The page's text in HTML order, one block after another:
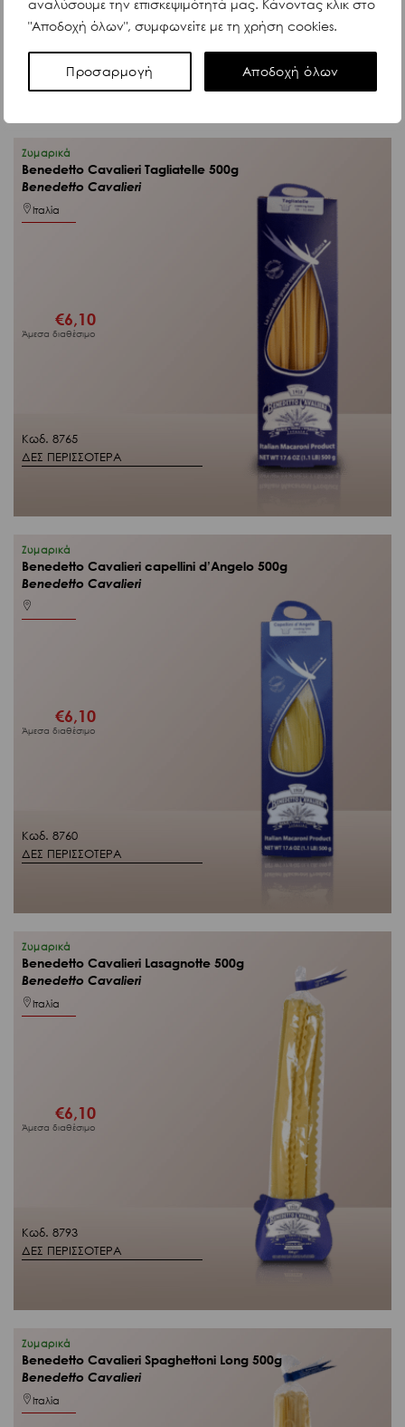
αναλύσουμε την επισκεψιμότητά μας. Κάνοντας κλικ στο
"Αποδοχή όλων", συμφωνείτε με τη χρήση cookies.
Προσαρμογή Αποδοχή όλων
Κωδ. 8765
ΔΕΣ ΠΕΡΙΣΣΟΤΕΡΑ
Ζυμαρικά
Benedetto Cavalieri Tagliatelle 500g
Benedetto Cavalieri
Ιταλία
€6,10
Άμεσα διαθέσιμο
Κωδ. 8760
ΔΕΣ ΠΕΡΙΣΣΟΤΕΡΑ
Ζυμαρικά
Benedetto Cavalieri capellini d’Angelo 500g
Benedetto Cavalieri
€6,10
Άμεσα διαθέσιμο
Κωδ. 8793
ΔΕΣ ΠΕΡΙΣΣΟΤΕΡΑ
Ζυμαρικά
Benedetto Cavalieri Lasagnotte 500g
Benedetto Cavalieri
Ιταλία
€6,10
Άμεσα διαθέσιμο
Ζυμαρικά
Benedetto Cavalieri Spaghettoni Long 500g
Benedetto Cavalieri
Ιταλία